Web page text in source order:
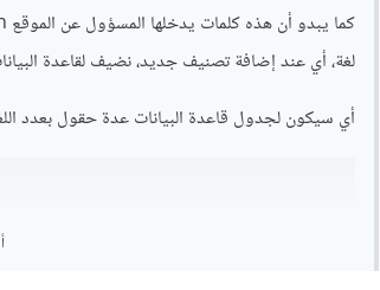
لغة، أي عند إضافة تصنيف جديد، نضيف لقاعدة
أي سيكون لجدول قاعدة البيانات عدة حقول بعدد